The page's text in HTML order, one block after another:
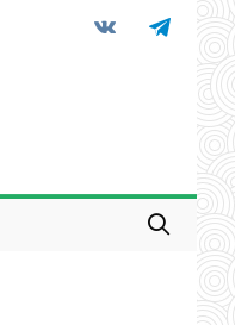
vkontaktetelegram